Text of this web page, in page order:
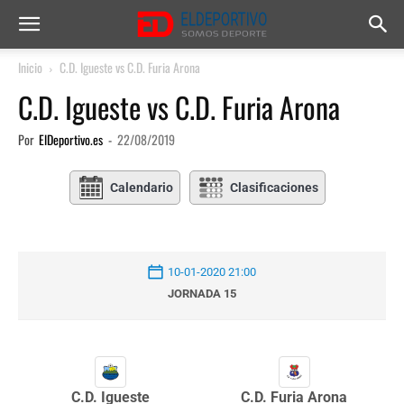
Inicio C.D. Igueste vs C.D. Furia Arona
C.D. Igueste vs C.D. Furia Arona
Por ElDeportivo.es - 22/08/2019
Calendario Clasificaciones
10-01-2020 21:00
JORNADA 15
C.D. Igueste C.D. Furia Arona